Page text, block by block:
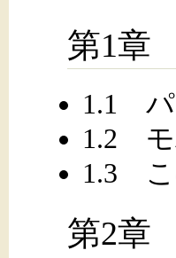
第1章
1.1 パ
1.2 モ
1.3 こ
第2章